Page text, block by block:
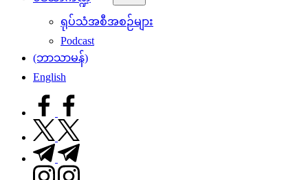
ရုပ်သံအစီအစဉ်များ
Podcast
(ဘာသာမန်)
English
facebook.com
twitter.com
t.me
instagram.com